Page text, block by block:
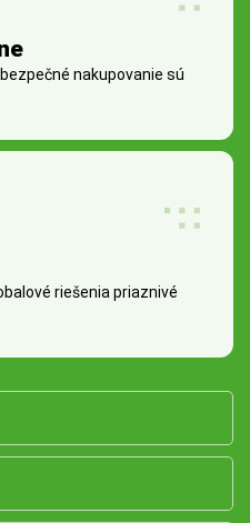
nakupovanie sú
riešenia priaznivé